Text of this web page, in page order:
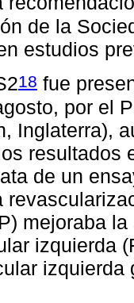
de la
estudios
18 fue
por el
Inglaterra),
resultados
de un
mejoraba
izquierda